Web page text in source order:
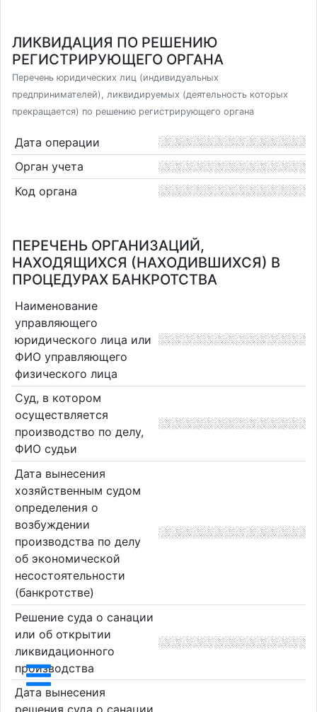
ЛИКВИДАЦИЯ ПО РЕШЕНИЮ
РЕГИСТРИРУЮЩЕГО ОРГАНА
Перечень юридических лиц (индивидуальных
предпринимателей), ликвидируемых (деятельность которых
прекращается) по решению регистрирующего органа
Дата операции
Орган учета
Код органа
ПЕРЕЧЕНЬ ОРГАНИЗАЦИЙ,
НАХОДЯЩИХСЯ (НАХОДИВШИХСЯ) В
ПРОЦЕДУРАХ БАНКРОТСТВА
Наименование
управляющего
юридического лица или
ФИО управляющего
физического лица
Суд, в котором
осуществляется
производство по делу,
ФИО судьи
Дата вынесения
хозяйственным судом
определения о
возбуждении
производства по делу
об экономической
несостоятельности
(банкротстве)
Решение суда о санации
или об открытии
ликвидационного
производства
Дата вынесения